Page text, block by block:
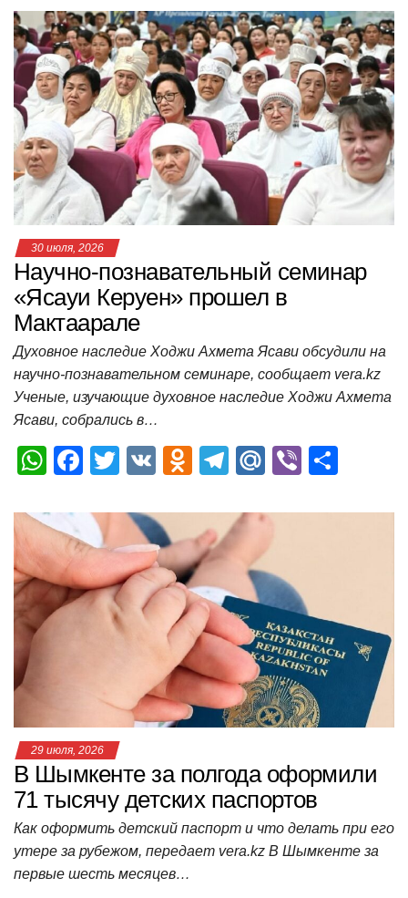
at
s
A
p
p
c
e
b
o
o
k
tt
er
n
o
kl
a
ss
ni
ki
e
gr
a
m
.R
u
er п
р
а
в
и
т
ь
30 июля, 2026
Научно-познавательный семинар
«Ясауи Керуен» прошел в
Мактаарале
Духовное наследие Ходжи Ахмета Ясави обсудили на
научно-познавательном семинаре, сообщает vera.kz
Ученые, изучающие духовное наследие Ходжи Ахмета
Ясави, собрались в…
W
at
s
A
p
F
c
e
b
o
T
tt
er
V
O
n
o
kl
a
ss
ni
ki
T
e
gr
m
M
.R
u
Vi
er п
и
т
29 июля, 2026
В Шымкенте за полгода оформили
71 тысячу детских паспортов
Как оформить детский паспорт и что делать при его
утере за рубежом, передает vera.kz В Шымкенте за
первые шесть месяцев…